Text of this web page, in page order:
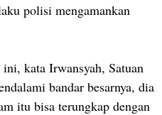
polisi mengamankan
kata Irwansyah, Satuan
bandar besarnya, dia
itu bisa terungkap dengan